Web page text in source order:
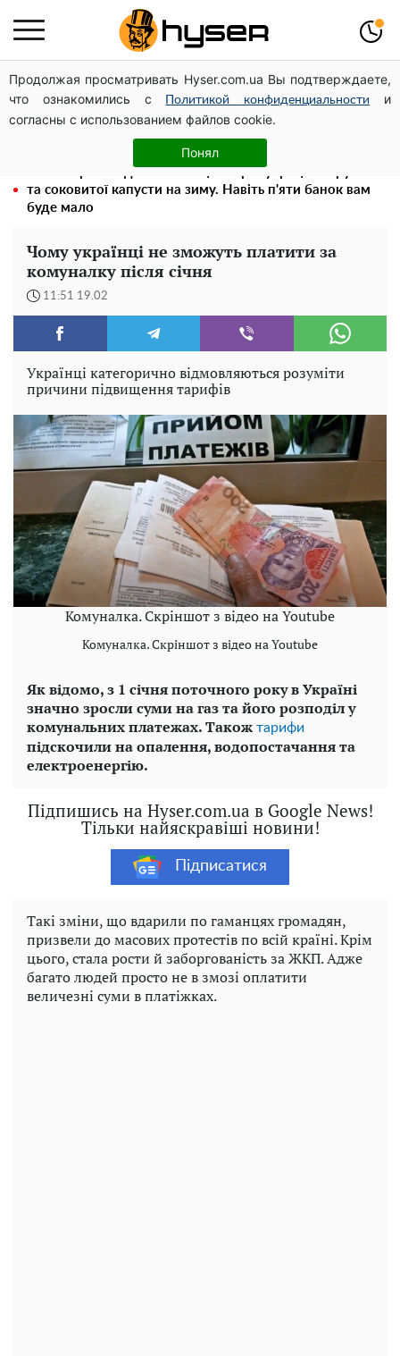
Продолжая просматривать Hyser.com.ua Вы подтверждаете,
что ознакомились с
Политикой конфиденциальности
и
согласны с использованием файлов cookie.
Понял
Чи може Поштова площа стати головною точкою
входу до історичного Києва
Олена Тополя злив відео – це далеко не все: фронтмен
"Антитіла" Тарас Тополя став наступним
та соковитої капусти на зиму. Навіть п'яти банок вам
буде мало
Чому українці не зможуть платити за
комуналку після січня
11:51 19.02
Українці категорично відмовляються розуміти
причини підвищення тарифів
Комуналка. Скріншот з відео на Youtube
Комуналка. Скріншот з відео на Youtube
Як відомо, з 1 січняпоточного року в Україні
значно зросли суми на газ та його розподіл у
комунальних платежах. Також тарифи
підскочили на опалення,водопостачання та
електроенергію.
Підпишись на Hyser.com.ua в Google News!
Тільки найяскравіші новини!
Підписатися
Такі зміни, що вдарили по гаманцях громадян,
призвели до масових протестів по всій країні. Крім
цього, стала рости й заборгованість за ЖКП. Адже
багато людей просто не в змозі оплатити
величезні суми в платіжках.